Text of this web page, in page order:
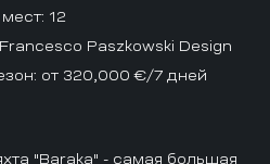
мест: 12
Paszkowski Design
: от 320,000 €/7 дней
"Baraka" - самая большая